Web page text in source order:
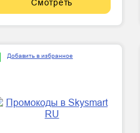
Смотреть
Добавить в избранное